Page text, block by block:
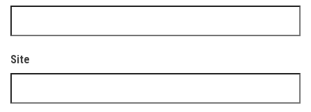
Site